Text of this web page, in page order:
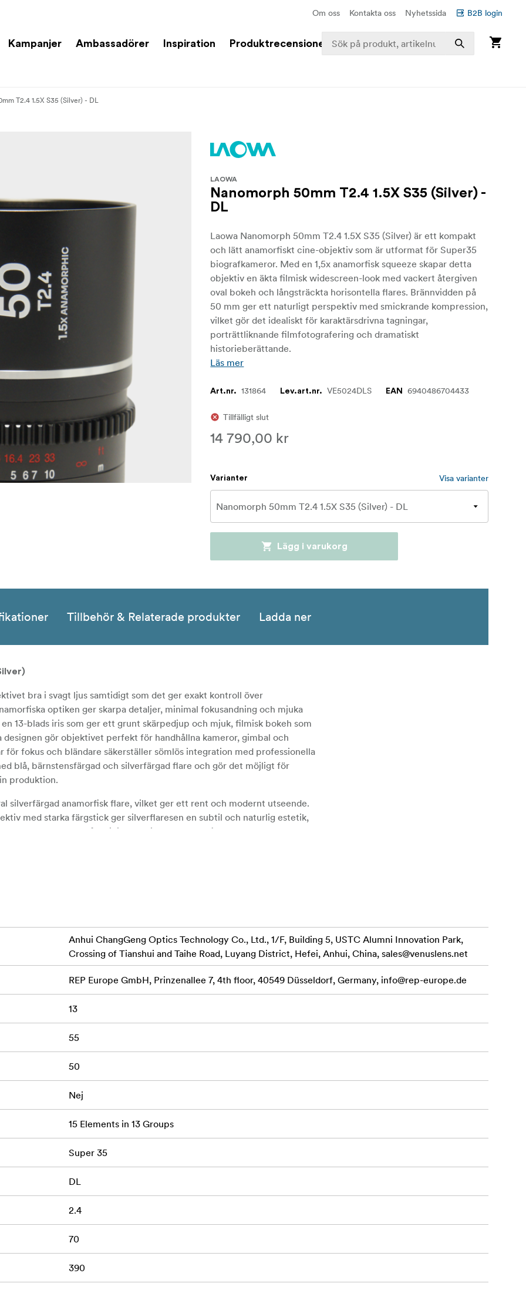
Om oss Kontakta oss Nyhetssida B2B login
Kampanjer Ambassadörer Inspiration Produktrecensioner
T2.4 1.5X S35 (Silver) - DL
LAOWA
Nanomorph 50mm T2.4 1.5X S35 (Silver) -
DL
Laowa Nanomorph 50mm T2.4 1.5X S35 (Silver) är ett kompakt
och lätt anamorfiskt cine-objektiv som är utformat för Super35
biografkameror. Med en 1,5x anamorfisk squeeze skapar detta
objektiv en äkta filmisk widescreen-look med vackert återgiven
oval bokeh och långsträckta horisontella flares. Brännvidden på
50 mm ger ett naturligt perspektiv med smickrande kompression,
vilket gör det idealiskt för karaktärsdrivna tagningar,
porträttliknande filmfotografering och dramatiskt
historieberättande.
Läs mer
Art.nr. 131864 Lev.art.nr. VE5024DLS EAN 6940486704433
Tillfälligt slut
14 790,00 kr
Varianter Visa varianter
Lägg i varukorg
Tillbehör & Relaterade produkter Ladda ner
bra i svagt ljus samtidigt som det ger exakt kontroll över
optiken ger skarpa detaljer, minimal fokusandning och mjuka
13-blads iris som ger ett grunt skärpedjup och mjuk, filmisk bokeh som
gör objektivet perfekt för handhållna kameror, gimbal och
för fokus och bländare säkerställer sömlös integration med professionella
blå, bärnstensfärgad och silverfärgad flare och gör det möjligt för
produktion.
silverfärgad anamorfisk flare, vilket ger ett rent och modernt utseende.
med starka färgstick ger silverflaresen en subtil och naturlig estetik,
som kräver en mångsidig och diskret anamorfisk effekt.
ljus och kontroll över skärpedjupet
konstnärlig bokeh
med handhållen kamera, gimbal och drönare
användning med följfokus
full kreativ kontroll
Anhui ChangGeng Optics Technology Co., Ltd., 1/F, Building 5, USTC Alumni Innovation Park,
Crossing of Tianshui and Taihe Road, Luyang District, Hefei, Anhui, China, sales@venuslens.net
REP Europe GmbH, Prinzenallee 7, 4th floor, 40549 Düsseldorf, Germany, info@rep-europe.de
13
55
50
Nej
15 Elements in 13 Groups
Super 35
DL
2.4
70
390